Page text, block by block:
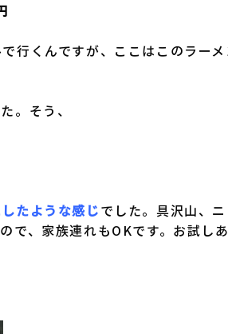
行くんですが、ここはこのラー
。そう、
たような感じでした。具沢山、
で、家族連れもOKです。お試しあ